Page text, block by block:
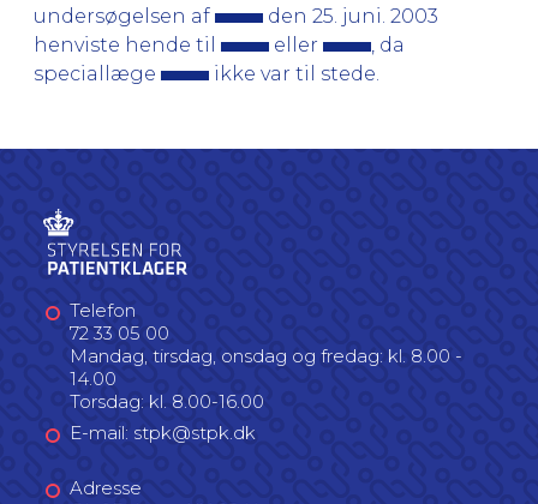
undersøgelsen af
den 25. juni. 2003
henviste hende til
eller
, da
speciallæge
ikke var til stede.
Telefon
72 33 05 00
Mandag, tirsdag, onsdag og fredag: kl. 8.00 -
14.00
Torsdag: kl. 8.00-16.00
E-mail: stpk@stpk.dk
Adresse